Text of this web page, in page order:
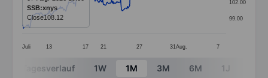
The chart has 1 Y axis displaying values. Data ranges
Juli 13 17 21 27 31 Aug. 7
99.00
102.00
SSB:xnys
Close108.12
End of interactive chart.
Tagesverlauf 1W 1M 3M 6M 1J